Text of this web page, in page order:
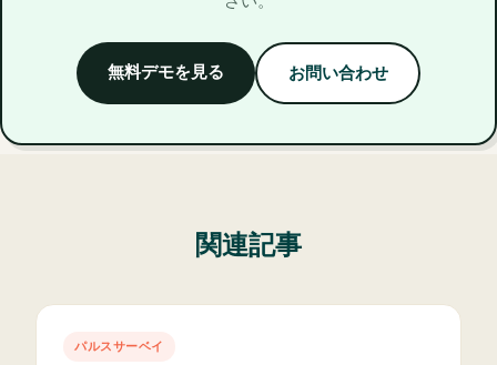
無料デモを見る お問い合わせ
関連記事
パルスサーベイ